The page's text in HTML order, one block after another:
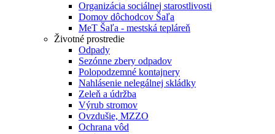
Organizácia sociálnej starostlivosti
Domov dôchodcov Šaľa
MeT Šaľa - mestská tepláreň
Životné prostredie
Odpady
Sezónne zbery odpadov
Polopodzemné kontajnery
Nahlásenie nelegálnej skládky
Zeleň a údržba
Výrub stromov
Ovzdušie, MZZO
Ochrana vôd